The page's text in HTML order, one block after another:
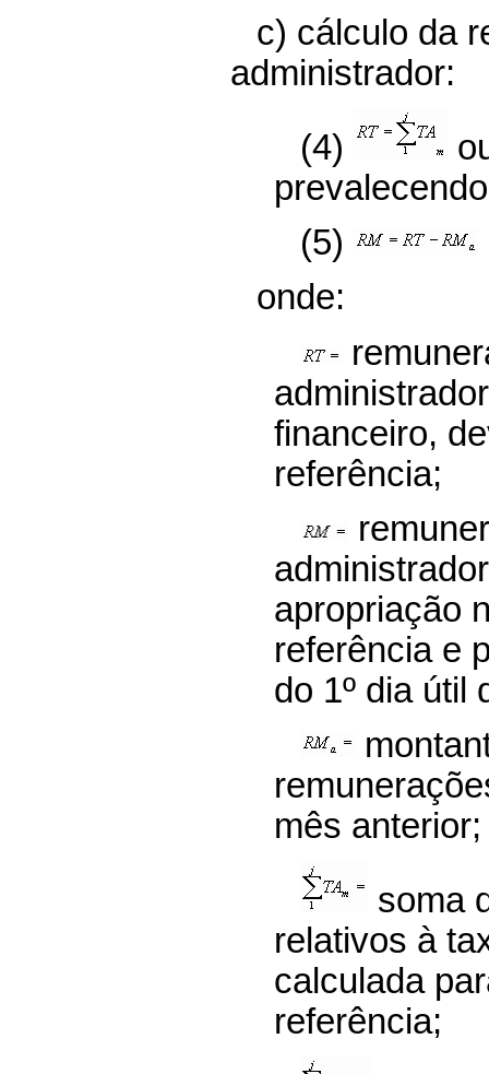
c) cálculo da
administrador:
(4)
(5)
onde:
financeiro,
referência;
apropriação
referência e
do 1º dia útil
mês anterior;
soma
relativos à
calculada
referência;